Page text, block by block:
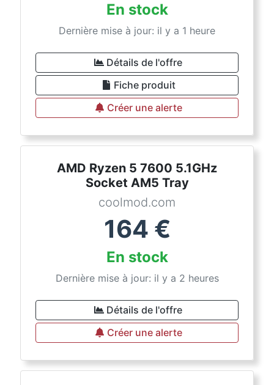
En stock
Dernière mise à jour: il y a 1 heure
Détails de l'offre
Fiche produit
Créer une alerte
AMD Ryzen 5 7600 5.1GHz
Socket AM5 Tray
coolmod.com
164 €
En stock
Dernière mise à jour: il y a 2 heures
Détails de l'offre
Créer une alerte